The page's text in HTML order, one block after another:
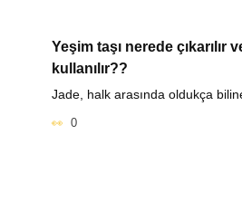
Yeşim taşı nerede çıkarılır
kullanılır??
Jade, halk arasında oldukça
0